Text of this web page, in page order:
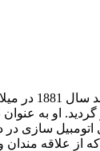
سازی در
علاقه مندان